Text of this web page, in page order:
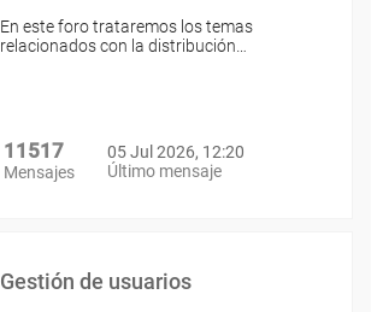
En este foro trataremos los temas
relacionados con la distribución…
11517
Mensajes
05 Jul 2026, 12:20
Último mensaje
Gestión de usuarios